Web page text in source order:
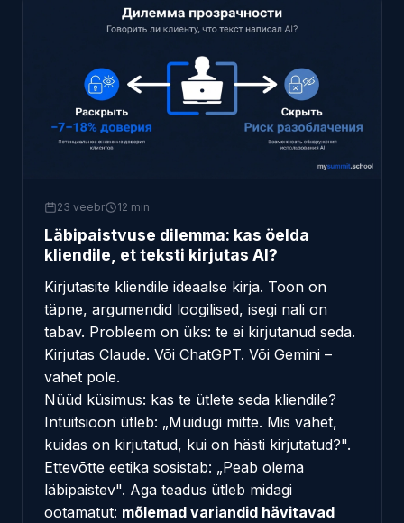
23 veebr 12 min
Läbipaistvuse dilemma: kas öelda
kliendile, et teksti kirjutas AI?
Kirjutasite kliendile ideaalse kirja. Toon on
täpne, argumendid loogilised, isegi nali on
tabav. Probleem on üks: te ei kirjutanud seda.
Kirjutas Claude. Või ChatGPT. Või Gemini –
vahet pole.
Nüüd küsimus: kas te ütlete seda kliendile?
Intuitsioon ütleb: „Muidugi mitte. Mis vahet,
kuidas on kirjutatud, kui on hästi kirjutatud?".
Ettevõtte eetika sosistab: „Peab olema
läbipaistev". Aga teadus ütleb midagi
ootamatut: mõlemad variandid hävitavad